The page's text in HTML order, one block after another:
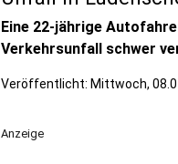
Eine 22-jährige
Verkehrsunfall schwer
Veröffentlicht: Mittwoch,
Anzeige